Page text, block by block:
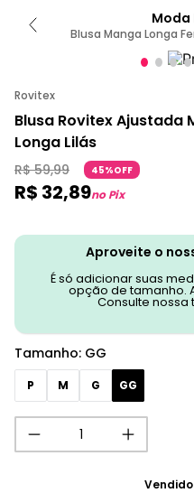
Moda
Blusa Manga Longa
Rovitex
Blusa Rovitex Ajustada
Longa Lilás
R$ 59,99 45%OFF
R$ 32,89no Pix
Aproveite o
É só adicionar suas
opção de tamanho.
Consulte
Tamanho: GG
P M G GG